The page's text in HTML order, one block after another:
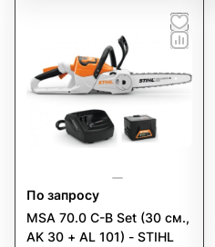
По запросу
MSA 70.0 C-B Set (30 см.,
AK 30 + AL 101) - STIHL